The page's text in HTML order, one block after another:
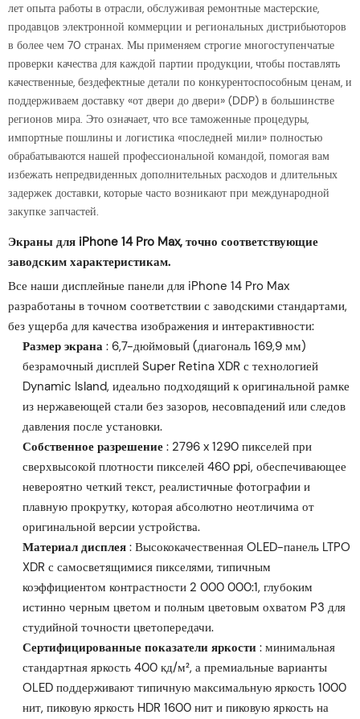
лет опыта работы в отрасли, обслуживая ремонтные мастерские,
продавцов электронной коммерции и региональных дистрибьюторов
в более чем 70 странах. Мы применяем строгие многоступенчатые
проверки качества для каждой партии продукции, чтобы поставлять
качественные, бездефектные детали по конкурентоспособным ценам, и
поддерживаем доставку «от двери до двери» (DDP) в большинстве
регионов мира. Это означает, что все таможенные процедуры,
импортные пошлины и логистика «последней мили» полностью
обрабатываются нашей профессиональной командой, помогая вам
избежать непредвиденных дополнительных расходов и длительных
задержек доставки, которые часто возникают при международной
закупке запчастей.
Экраны для iPhone 14 Pro Max, точно соответствующие
заводским характеристикам.
Все наши дисплейные панели для iPhone 14 Pro Max
разработаны в точном соответствии с заводскими стандартами,
без ущерба для качества изображения и интерактивности:
Размер экрана : 6,7-дюймовый (диагональ 169,9 мм)
безрамочный дисплей Super Retina XDR с технологией
Dynamic Island, идеально подходящий к оригинальной рамке
из нержавеющей стали без зазоров, несовпадений или следов
давления после установки.
Собственное разрешение : 2796 x 1290 пикселей при
сверхвысокой плотности пикселей 460 ppi, обеспечивающее
невероятно четкий текст, реалистичные фотографии и
плавную прокрутку, которая абсолютно неотличима от
оригинальной версии устройства.
Материал дисплея : Высококачественная OLED-панель LTPO
XDR с самосветящимися пикселями, типичным
коэффициентом контрастности 2 000 000:1, глубоким
истинно черным цветом и полным цветовым охватом P3 для
студийной точности цветопередачи.
Сертифицированные показатели яркости : минимальная
стандартная яркость 400 кд/м², а премиальные варианты
OLED поддерживают типичную максимальную яркость 1000
нит, пиковую яркость HDR 1600 нит и пиковую яркость на